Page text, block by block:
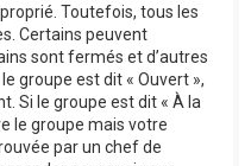
Toutefois, tous les
Certains peuvent
sont fermés et d’autres
groupe est dit « Ouvert »,
Si le groupe est dit « À la
le groupe mais votre
par un chef de